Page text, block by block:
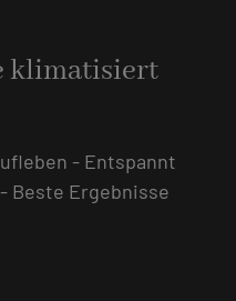
klimatisiert
- Entspannt
Beste Ergebnisse